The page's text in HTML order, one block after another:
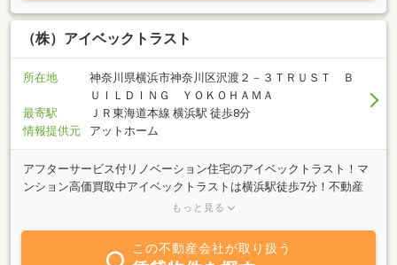
（株）アイベックトラスト
所在地
神奈川県横浜市神奈川区沢渡２－３ＴＲＵＳＴ Ｂ
ＵＩＬＤＩＮＧ ＹＯＫＯＨＡＭＡ
最寄駅
ＪＲ東海道本線 横浜駅 徒歩8分
情報提供元
アットホーム
アフターサービス付リノベーション住宅のアイベックトラスト！マ
ンション高価買取中アイベックトラストは横浜駅徒歩7分！不動産
の売買・賃貸・管理及びリフォーム工事など行っております。お気
もっと見る
この不動産会社が取り扱う